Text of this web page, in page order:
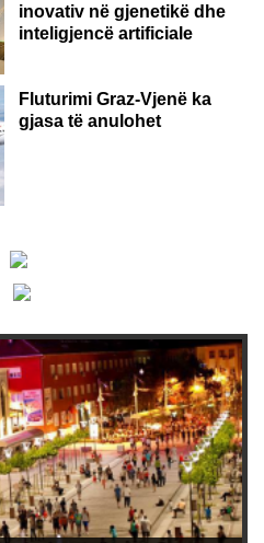
inovativ në gjenetikë dhe
inteligjencë artificiale
Fluturimi Graz-Vjenë ka
gjasa të anulohet